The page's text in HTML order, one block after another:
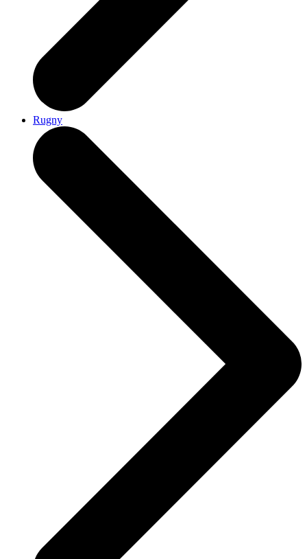
Rugny